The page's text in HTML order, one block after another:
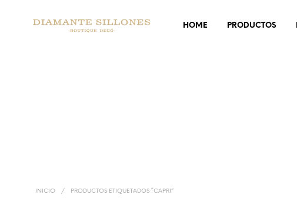
HOME PRODUCTOS
INICIO / PRODUCTOS ETIQUETADOS “CAPRI”